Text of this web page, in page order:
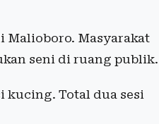
Malioboro. Masyarakat
seni di ruang publik.
kucing. Total dua sesi